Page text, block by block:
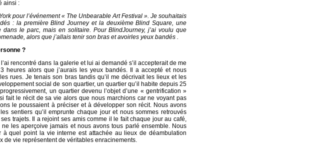
ainsi :
pour l’événement « The Unbearable Art Festival ». Je souhaitais
: la première Blind Journey et la deuxième Blind Square, une
dans le parc, mais en solitaire. Pour BlindJourney, j’ai voulu que
alors que j’allais tenir son bras et avoirles yeux bandés .
?
rencontré dans la galerie et lui ai demandé s’il accepterait de me
heures alors que j’aurais les yeux bandés. Il a accepté et nous
rues. Je tenais son bras tandis qu’il me décrivait les lieux et les
social de son quartier, un quartier qu’il habite depuis 25
un quartier devenu l’objet d’une « gentrification »
fait le récit de sa vie alors que nous marchions car ne voyant pas
le poussaient à préciser et à développer son récit. Nous avons
sentiers qu’il emprunte chaque jour et nous sommes retrouvés
trajets. Il a rejoint ses amis comme il le fait chaque jour au café,
les aperçoive jamais et nous avons tous parlé ensemble. Nous
quel point la vie interne est attachée au lieux de déambulation
de vie représentent de véritables enracinements.